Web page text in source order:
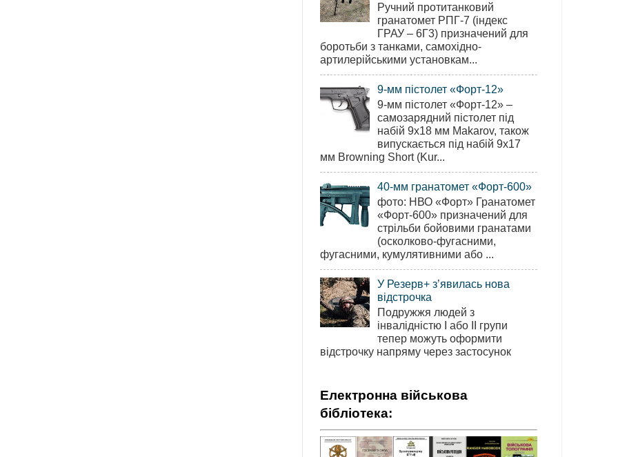
Ручний протитанковий
гранатомет РПГ-7 (індекс
ГРАУ – 6Г3) призначений для
боротьби з танками, самохідно-
артилерійськими установкам...
9-мм пістолет «Форт-12»
9-мм пістолет «Форт-12» –
самозарядний пістолет під
набій 9х18 мм Makarov, також
випускається під набій 9х17
мм Browning Short (Kur...
40-мм гранатомет «Форт-600»
фото: НВО «Форт» Гранатомет
«Форт-600» призначений для
стрільби бойовими гранатами
(осколково-фугасними,
фугасними, кумулятивними або ...
У Резерв+ з’явилась нова
відстрочка
Подружжя людей з
інвалідністю І або ІІ групи
тепер можуть оформити
відстрочку напряму через застосунок
Електронна військова
бібліотека: